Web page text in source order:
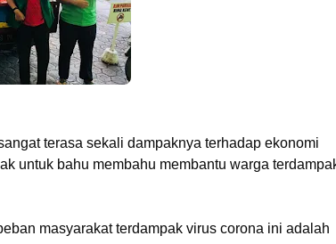
terasa sekali dampaknya terhadap ekonomi
untuk bahu membahu membantu warga
masyarakat terdampak virus corona ini adalah